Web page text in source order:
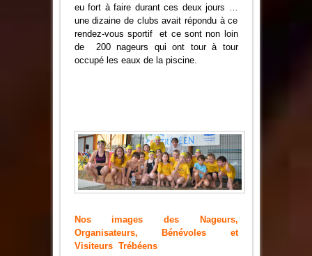
eu fort à faire durant ces deux jours …
une dizaine de clubs avait répondu à ce
rendez-vous sportif et ce sont non loin
de 200 nageurs qui ont tour à tour
occupé les eaux de la piscine.
Nos images des Nageurs,
Organisateurs, Bénévoles et
Visiteurs Trébéens